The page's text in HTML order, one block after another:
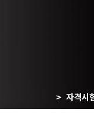
> 자격시